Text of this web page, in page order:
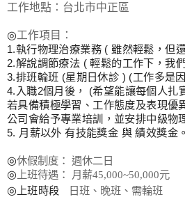
工作地點：台北市中正區
◎工作項目：
1.執行物理治療業務 ( 雖然輕鬆，但
2.解說調節療法 (輕鬆的工作下，我
3.排班輪班 (星期日休診 ) (工作多是
4. 入職2個月後， (希望能讓每個人扎
若具備積極學習、工作態度及表現優
公司會給予專業培訓，並安排中級物
5. 月薪以外 有技能獎金 與 績效獎金。
◎休假制度： 週休二日
◎ 上班待遇： 月薪45,000~50,000元
◎ 上班時段
日班、晚班、需輪班